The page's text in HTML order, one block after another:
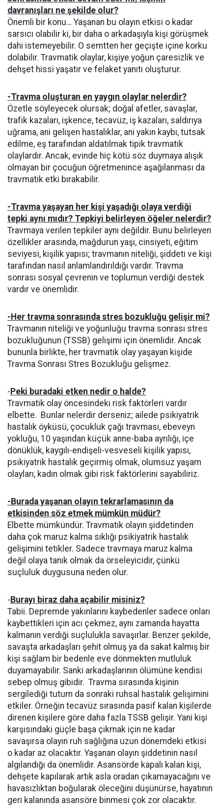
davranışları ne şekilde olur?
Önemli bir konu… Yaşanan bu olayın etkisi o kadar
sarsıcı olabilir ki, bir daha o arkadaşıyla kişi görüşmek
dahi istemeyebilir. O semtten her geçişte içine korku
dolabilir. Travmatik olaylar, kişiye yoğun çaresizlik ve
dehşet hissi yaşatır ve felaket yanıtı oluşturur.
-Travma oluşturan en yaygın olaylar nelerdir?
Özetle söyleyecek olursak; doğal afetler, savaşlar,
trafik kazaları, işkence, tecavüz, iş kazaları, saldırıya
uğrama, ani gelişen hastalıklar, ani yakın kaybı, tutsak
edilme, eş tarafından aldatılmak tipik travmatik
olaylardır. Ancak, evinde hiç kötü söz duymaya alışık
olmayan bir çocuğun öğretmenince aşağılanması da
travmatik etki bırakabilir.
-Travma yaşayan her kişi yaşadığı olaya verdiği
tepki aynı mıdır? Tepkiyi belirleyen öğeler nelerdir?
Travmaya verilen tepkiler aynı değildir. Bunu belirleyen
özellikler arasında, mağdurun yaşı, cinsiyeti, eğitim
seviyesi, kişilik yapısı; travmanın niteliği, şiddeti ve kişi
tarafından nasıl anlamlandırıldığı vardır. Travma
sonrası sosyal çevrenin ve toplumun verdiği destek
vardır ve önemlidir.
-Her travma sonrasında stres bozukluğu gelişir mi?
Travmanın niteliği ve yoğunluğu travma sonrası stres
bozukluğunun (TSSB) gelişimi için önemlidir. Ancak
bununla birlikte, her travmatik olay yaşayan kişide
Travma Sonrası Stres Bozukluğu gelişmez.
-Peki buradaki etken nedir o halde?
Travmatik olay öncesindeki risk faktörleri vardır
elbette. Bunlar nelerdir derseniz; ailede psikiyatrik
hastalık öyküsü, çocukluk çağı travması, ebeveyn
yokluğu, 10 yaşından küçük anne-baba ayrılığı, içe
dönüklük, kaygılı-endişeli-vesveseli kişilik yapısı,
psikiyatrik hastalık geçirmiş olmak, olumsuz yaşam
olayları, kadın olmak gibi risk faktörlerini sayabiliriz.
-Burada yaşanan olayın tekrarlamasının da
etkisinden söz etmek mümkün müdür?
Elbette mümkündür. Travmatik olayın şiddetinden
daha çok maruz kalma sıklığı psikiyatrik hastalık
gelişimini tetikler. Sadece travmaya maruz kalma
değil olaya tanık olmak da örseleyicidir, çünkü
suçluluk duygusuna neden olur.
-Burayı biraz daha açabilir misiniz?
Tabii. Depremde yakınlarını kaybedenler sadece onları
kaybettikleri için acı çekmez, aynı zamanda hayatta
kalmanın verdiği suçlulukla savaşırlar. Benzer şekilde,
savaşta arkadaşları şehit olmuş ya da sakat kalmış bir
kişi sağlam bir bedenle eve dönmekten mutluluk
duyamayabilir. Sanki arkadaşlarının ölümüne kendisi
sebep olmuş gibidir. Travma sırasında kişinin
sergilediği tutum da sonraki ruhsal hastalık gelişimini
etkiler. Örneğin tecavüz sırasında pasif kalan kişilerde
direnen kişilere göre daha fazla TSSB gelişir. Yani kişi
karşısındaki güçle başa çıkmak için ne kadar
savaşırsa olayın ruh sağlığına uzun dönemdeki etkisi
o kadar az olacaktır. Yaşanan olayın şiddetinin nasıl
algılandığı da önemlidir. Asansörde kapalı kalan kişi,
dehşete kapılarak artık asla oradan çıkamayacağını ve
havasızlıktan boğularak öleceğini düşünürse, hayatının
geri kalanında asansöre binmesi çok zor olacaktır.